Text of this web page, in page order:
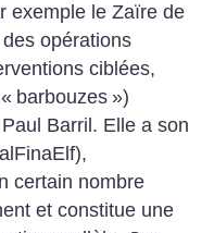
exemple le Zaïre de
opérations
ciblées,
barbouzes »)
Barril. Elle a son
certain nombre
et constitue une